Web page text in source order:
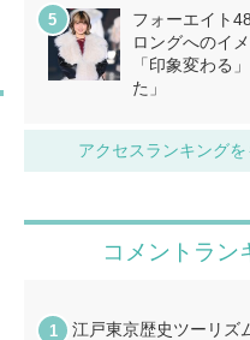
フォーエイト
ロングへのイ
「印象変わる
た」
アクセスランキングを